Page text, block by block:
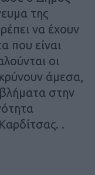
της
να έχουν
που είναι
οι
άμεσα,
στην
.